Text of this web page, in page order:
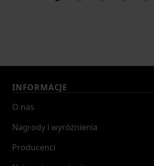
INFORMACJE
O nas
Nagrody i wyróżnienia
Producenci